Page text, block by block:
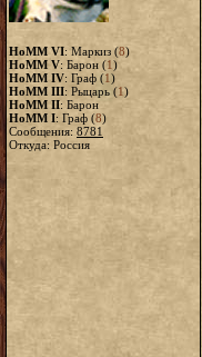
HoMM VI: Маркиз (8)
HoMM V: Барон (1)
HoMM IV: Граф (1)
HoMM III: Рыцарь (1)
HoMM II: Барон
HoMM I: Граф (8)
Сообщения: 8781
Откуда: Россия